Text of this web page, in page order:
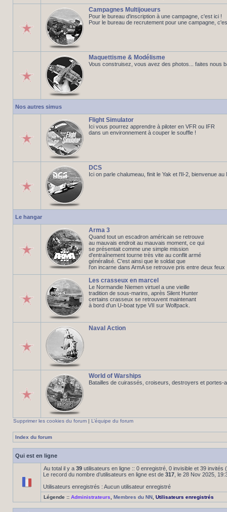
Campagnes Multijoueurs
Pour le bureau d'inscription à une campagne, c'est ici !
Pour le bureau de recrutement pour une campagne,
Maquettisme & Modélisme
Vous construisez, vous avez des photos... faites nous
Nos autres simus
Flight Simulator
Ici vous pourrez apprendre à piloter en VFR ou IFR
dans un environnement à couper le souffle !
DCS
Ici on parle chalumeau, finit le Yak et l'Il-2, bienvenue au
Le hangar
Arma 3
Quand tout un escadron américain se retrouve
au mauvais endroit au mauvais moment, ce qui
se présentait comme une simple mission
d'entraînement tourne très vite au conflit armé
généralisé. C'est ainsi que le soldat que
l'on incarne dans ArmA se retrouve pris entre deux feux
Les crasseux en marcel
Le Normandie Niemen virtuel a une vieille
tradition de sous-marins, après Silent Hunter
certains crasseux se retrouvent maintenant
à bord d'un U-boat type VII sur Wolfpack.
Naval Action
World of Warships
Batailles de cuirassés, croiseurs, destroyers et portes-
Supprimer les cookies du forum | L’équipe du forum
Index du forum
Qui est en ligne
Au total il y a 39 utilisateurs en ligne :: 0 enregistré, 0 invisible et 39
Le record du nombre d’utilisateurs en ligne est de 317 , le 28 Nov 2025,
Utilisateurs enregistrés : Aucun utilisateur enregistré
Légende :: Administrateurs Membres du NN Utilisateurs enregistrés